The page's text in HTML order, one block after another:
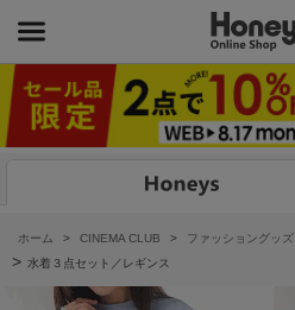
ホーム > CINEMA CLUB > ファッショングッズ
> 水着３点セット／レギンス